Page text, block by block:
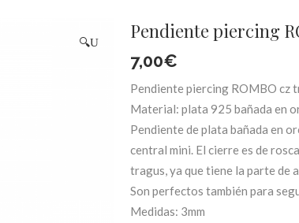
🔍 Pendiente piercing
7,00€
Pendiente piercing ROMBO cz
Material: plata 925 bañada en
Pendiente de plata bañada en
central mini. El cierre es de
tragus, ya que tiene la parte de
Son perfectos también para
Medidas: 3mm